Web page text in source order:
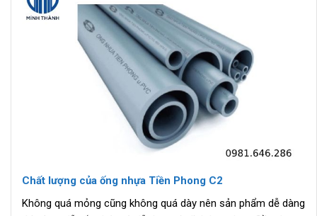
Chất lượng của ống nhựa Tiền Phong C2
Không quá mỏng cũng không quá dày nên sản phẩm dễ dàng